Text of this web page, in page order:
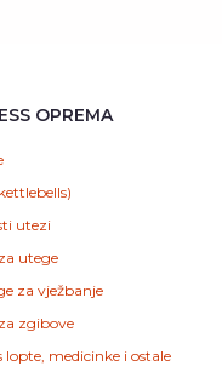
OPREMA
utezi
utege
za vježbanje
zgibove
lopte, medicinke i ostale